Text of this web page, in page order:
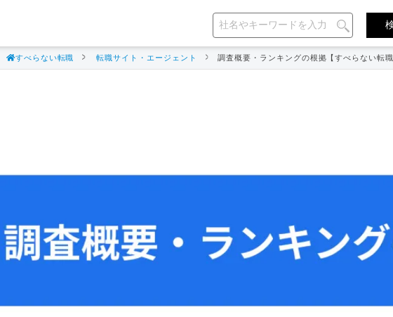
すべらない転職 転職サイト・エージェント 調査概要・ランキングの根拠【すべらない転職